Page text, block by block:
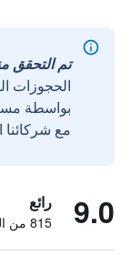
تم التحقق منه
الحجوزات
مع شركائنا
9.0 رائع
815 من التقييمات تم التحقق منها